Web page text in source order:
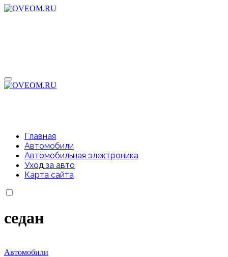
Перейти
Главная
Автомобили
Автомобильная электроника
Уход за авто
Карта сайта
седан
Автомобили